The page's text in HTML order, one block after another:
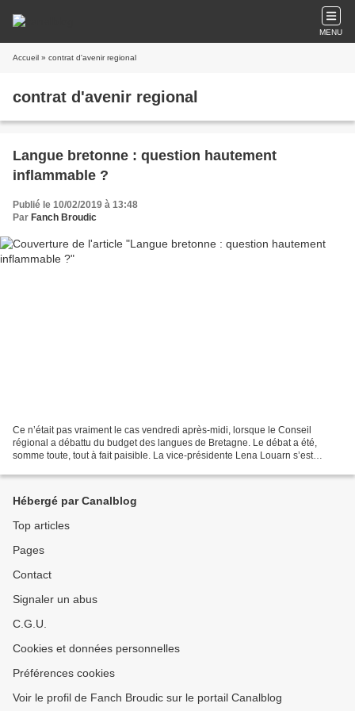
MENU
Accueil » contrat d'avenir regional
contrat d'avenir regional
Langue bretonne : question hautement
inflammable ?
Publié le 10/02/2019 à 13:48
Par Fanch Broudic
Ce n’était pas vraiment le cas vendredi après-midi, lorsque le Conseil
régional a débattu du budget des langues de Bretagne. Le débat a été,
somme toute, tout à fait paisible. La vice-présidente Lena Louarn s’est
Hébergé par Canalblog
Top articles
Pages
Contact
Signaler un abus
C.G.U.
Cookies et données personnelles
Préférences cookies
Voir le profil de Fanch Broudic sur le portail Canalblog